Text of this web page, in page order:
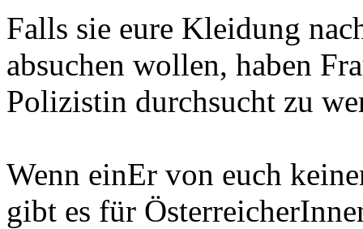
Falls sie eure Kleidung
absuchen wollen, haben
Polizistin durchsucht zu
Wenn einEr von euch
gibt es für